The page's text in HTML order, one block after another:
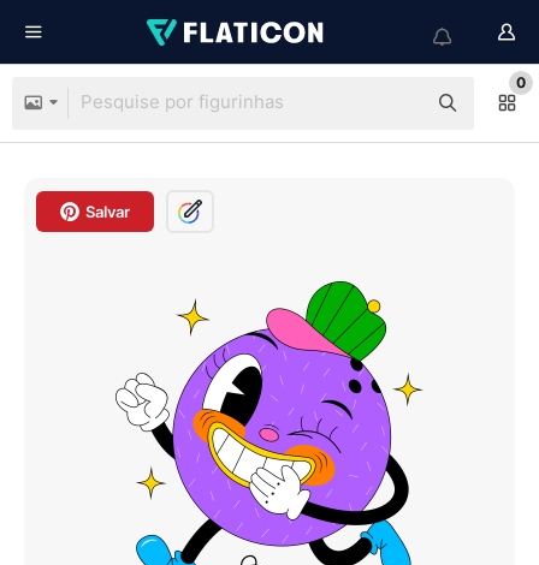
0
Salvar